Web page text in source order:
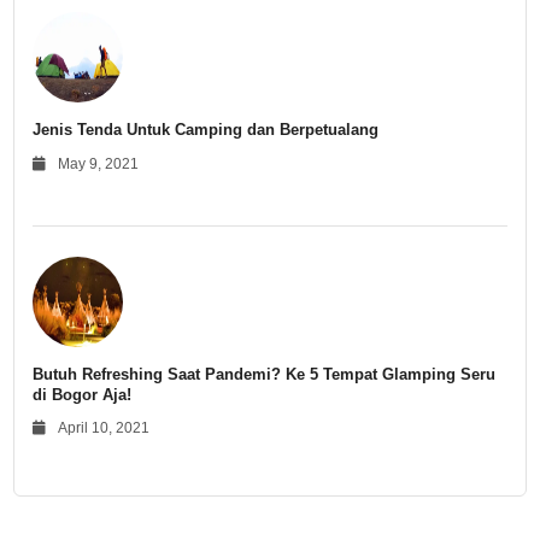
Jenis Tenda Untuk Camping dan Berpetualang
May 9, 2021
Butuh Refreshing Saat Pandemi? Ke 5 Tempat Glamping Seru
di Bogor Aja!
April 10, 2021